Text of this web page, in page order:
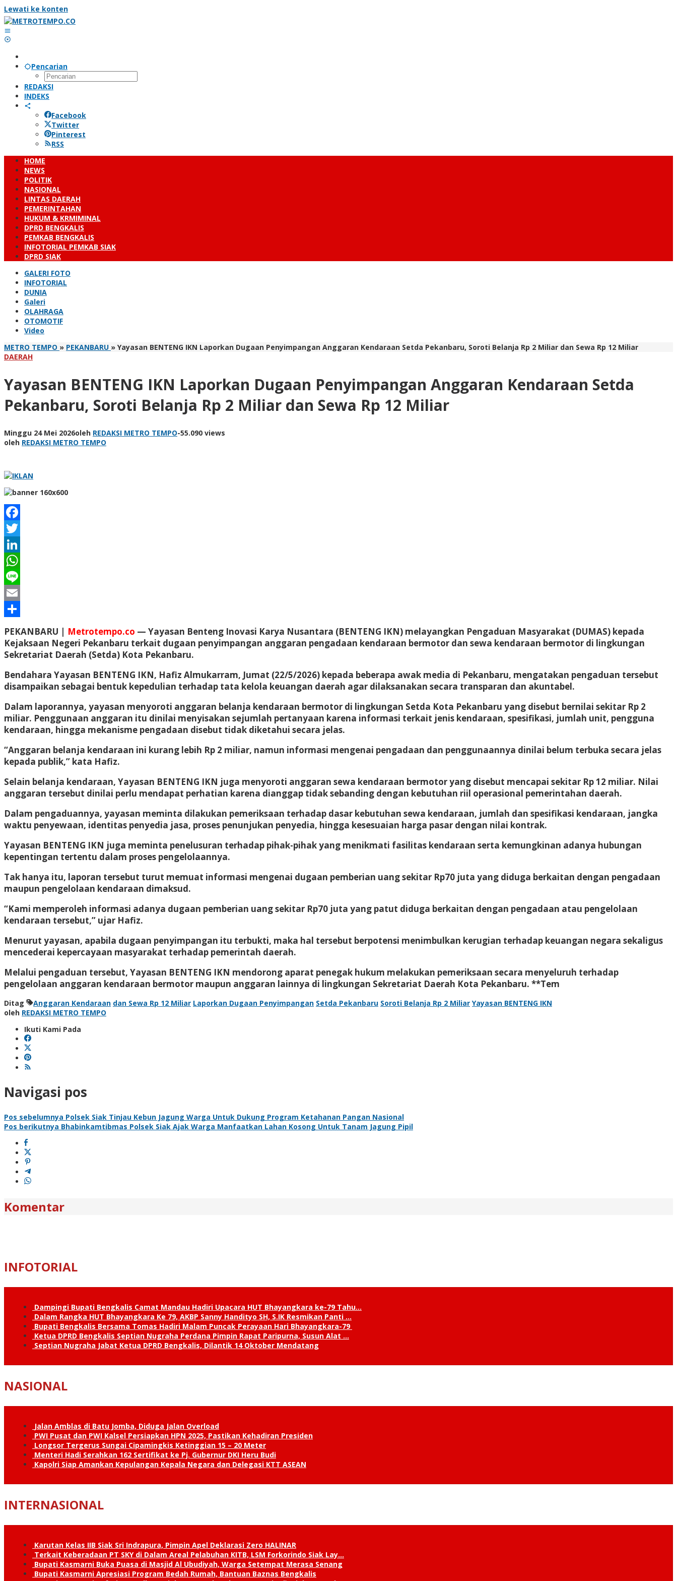
Lewati ke konten
Pencarian
REDAKSI
INDEKS
Facebook
Twitter
Pinterest
RSS
HOME
NEWS
POLITIK
NASIONAL
LINTAS DAERAH
PEMERINTAHAN
HUKUM & KRMIMINAL
DPRD BENGKALIS
PEMKAB BENGKALIS
INFOTORIAL PEMKAB SIAK
DPRD SIAK
GALERI FOTO
INFOTORIAL
DUNIA
Galeri
OLAHRAGA
OTOMOTIF
Video
METRO TEMPO » PEKANBARU » Yayasan BENTENG IKN Laporkan Dugaan Penyimpangan Anggaran Kendaraan Setda Pekanbaru, Soroti Belanja Rp 2 Miliar dan Sewa Rp 12 Miliar
DAERAH
Yayasan BENTENG IKN Laporkan Dugaan Penyimpangan Anggaran Kendaraan Setda
Pekanbaru, Soroti Belanja Rp 2 Miliar dan Sewa Rp 12 Miliar
Minggu 24 Mei 2026oleh REDAKSI METRO TEMPO-55.090 views
oleh REDAKSI METRO TEMPO
Facebook
Twitter
LinkedIn
WhatsApp
Line
Email
PEKANBARU | Metrotempo.co — Yayasan Benteng Inovasi Karya Nusantara (BENTENG IKN) melayangkan Pengaduan Masyarakat (DUMAS) kepada
Kejaksaan Negeri Pekanbaru terkait dugaan penyimpangan anggaran pengadaan kendaraan bermotor dan sewa kendaraan bermotor di lingkungan
Sekretariat Daerah (Setda) Kota Pekanbaru.
Bendahara Yayasan BENTENG IKN, Hafiz Almukarram, Jumat (22/5/2026) kepada beberapa awak media di Pekanbaru, mengatakan pengaduan tersebut
disampaikan sebagai bentuk kepedulian terhadap tata kelola keuangan daerah agar dilaksanakan secara transparan dan akuntabel.
Dalam laporannya, yayasan menyoroti anggaran belanja kendaraan bermotor di lingkungan Setda Kota Pekanbaru yang disebut bernilai sekitar Rp 2
miliar. Penggunaan anggaran itu dinilai menyisakan sejumlah pertanyaan karena informasi terkait jenis kendaraan, spesifikasi, jumlah unit, pengguna
kendaraan, hingga mekanisme pengadaan disebut tidak diketahui secara jelas.
“Anggaran belanja kendaraan ini kurang lebih Rp 2 miliar, namun informasi mengenai pengadaan dan penggunaannya dinilai belum terbuka secara jelas
kepada publik,” kata Hafiz.
Selain belanja kendaraan, Yayasan BENTENG IKN juga menyoroti anggaran sewa kendaraan bermotor yang disebut mencapai sekitar Rp 12 miliar. Nilai
anggaran tersebut dinilai perlu mendapat perhatian karena dianggap tidak sebanding dengan kebutuhan riil operasional pemerintahan daerah.
Dalam pengaduannya, yayasan meminta dilakukan pemeriksaan terhadap dasar kebutuhan sewa kendaraan, jumlah dan spesifikasi kendaraan, jangka
waktu penyewaan, identitas penyedia jasa, proses penunjukan penyedia, hingga kesesuaian harga pasar dengan nilai kontrak.
Yayasan BENTENG IKN juga meminta penelusuran terhadap pihak-pihak yang menikmati fasilitas kendaraan serta kemungkinan adanya hubungan
kepentingan tertentu dalam proses pengelolaannya.
Tak hanya itu, laporan tersebut turut memuat informasi mengenai dugaan pemberian uang sekitar Rp70 juta yang diduga berkaitan dengan pengadaan
maupun pengelolaan kendaraan dimaksud.
“Kami memperoleh informasi adanya dugaan pemberian uang sekitar Rp70 juta yang patut diduga berkaitan dengan pengadaan atau pengelolaan
kendaraan tersebut,” ujar Hafiz.
Menurut yayasan, apabila dugaan penyimpangan itu terbukti, maka hal tersebut berpotensi menimbulkan kerugian terhadap keuangan negara sekaligus
mencederai kepercayaan masyarakat terhadap pemerintah daerah.
Melalui pengaduan tersebut, Yayasan BENTENG IKN mendorong aparat penegak hukum melakukan pemeriksaan secara menyeluruh terhadap
pengelolaan anggaran kendaraan bermotor maupun anggaran lainnya di lingkungan Sekretariat Daerah Kota Pekanbaru. **Tem
Ditag Anggaran Kendaraan dan Sewa Rp 12 Miliar Laporkan Dugaan Penyimpangan Setda Pekanbaru Soroti Belanja Rp 2 Miliar Yayasan BENTENG IKN
oleh REDAKSI METRO TEMPO
Ikuti Kami Pada
Navigasi pos
Pos sebelumnya Polsek Siak Tinjau Kebun Jagung Warga Untuk Dukung Program Ketahanan Pangan Nasional
Pos berikutnya Bhabinkamtibmas Polsek Siak Ajak Warga Manfaatkan Lahan Kosong Untuk Tanam Jagung Pipil
Komentar
INFOTORIAL
Dampingi Bupati Bengkalis Camat Mandau Hadiri Upacara HUT Bhayangkara ke-79 Tahu…
Dalam Rangka HUT Bhayangkara Ke 79, AKBP Sanny Handityo SH, S.IK Resmikan Panti …
Bupati Bengkalis Bersama Tomas Hadiri Malam Puncak Perayaan Hari Bhayangkara-79
Ketua DPRD Bengkalis Septian Nugraha Perdana Pimpin Rapat Paripurna, Susun Alat …
Septian Nugraha Jabat Ketua DPRD Bengkalis, Dilantik 14 Oktober Mendatang
NASIONAL
Jalan Amblas di Batu Jomba, Diduga Jalan Overload
PWI Pusat dan PWI Kalsel Persiapkan HPN 2025, Pastikan Kehadiran Presiden
Longsor Tergerus Sungai Cipamingkis Ketinggian 15 – 20 Meter
Menteri Hadi Serahkan 162 Sertifikat ke Pj. Gubernur DKI Heru Budi
Kapolri Siap Amankan Kepulangan Kepala Negara dan Delegasi KTT ASEAN
INTERNASIONAL
Karutan Kelas IIB Siak Sri Indrapura, Pimpin Apel Deklarasi Zero HALINAR
Terkait Keberadaan PT SKY di Dalam Areal Pelabuhan KITB, LSM Forkorindo Siak Lay…
Bupati Kasmarni Buka Puasa di Masjid Al Ubudiyah, Warga Setempat Merasa Senang
Bupati Kasmarni Apresiasi Program Bedah Rumah, Bantuan Baznas Bengkalis